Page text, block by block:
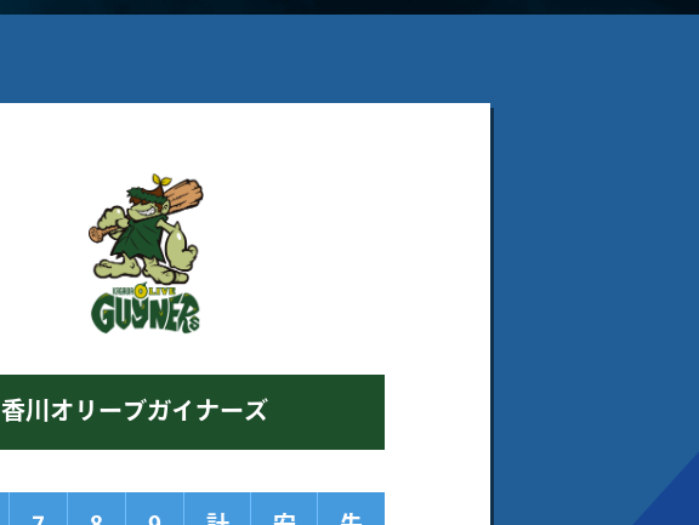
香川オリーブガイナーズ